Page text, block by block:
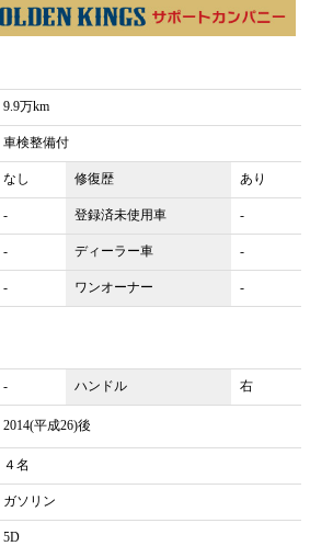
9.9万km
車検整備付
なし 修復歴 あり
- 登録済未使用車 -
- ディーラー車 -
- ワンオーナー -
- ハンドル
右
2014(平成26)後
４名
ガソリン
5D